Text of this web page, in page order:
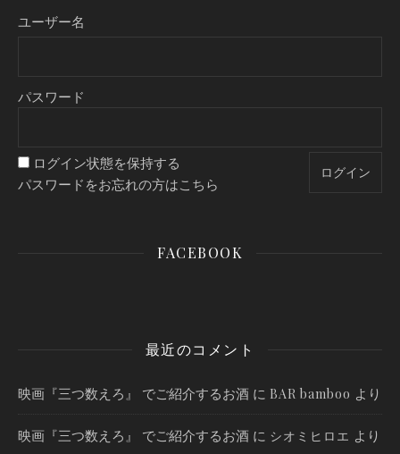
ユーザー名
パスワード
ログイン状態を保持する
パスワードをお忘れの方はこちら
FACEBOOK
最近のコメント
映画『三つ数えろ』 でご紹介するお酒 に BAR bamboo より
映画『三つ数えろ』 でご紹介するお酒 に シオミヒロエ より